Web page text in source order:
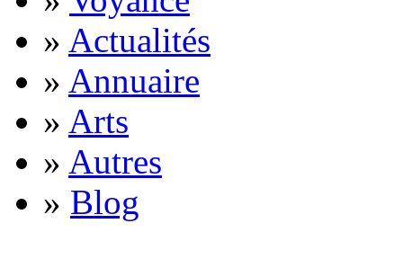
» Actualités
» Annuaire
» Arts
» Autres
» Blog